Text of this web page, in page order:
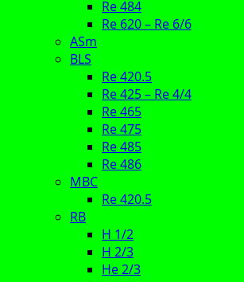
Re 484
Re 620 – Re 6/6
ASm
BLS
Re 420.5
Re 425 – Re 4/4
Re 465
Re 475
Re 485
Re 486
MBC
Re 420.5
RB
H 1/2
H 2/3
He 2/3